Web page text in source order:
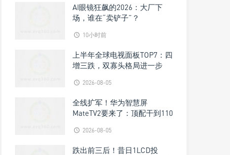
AI眼镜狂飙的2026：大厂下
场，谁在“卖铲子”？
10小时前
上半年全球电视面板TOP7：四
增三跌，双寡头格局进一步
2026-08-05
全线扩军！华为智慧屏
MateTV2要来了：顶配干到110
2026-08-05
跌出前三后！昔日1LCD投